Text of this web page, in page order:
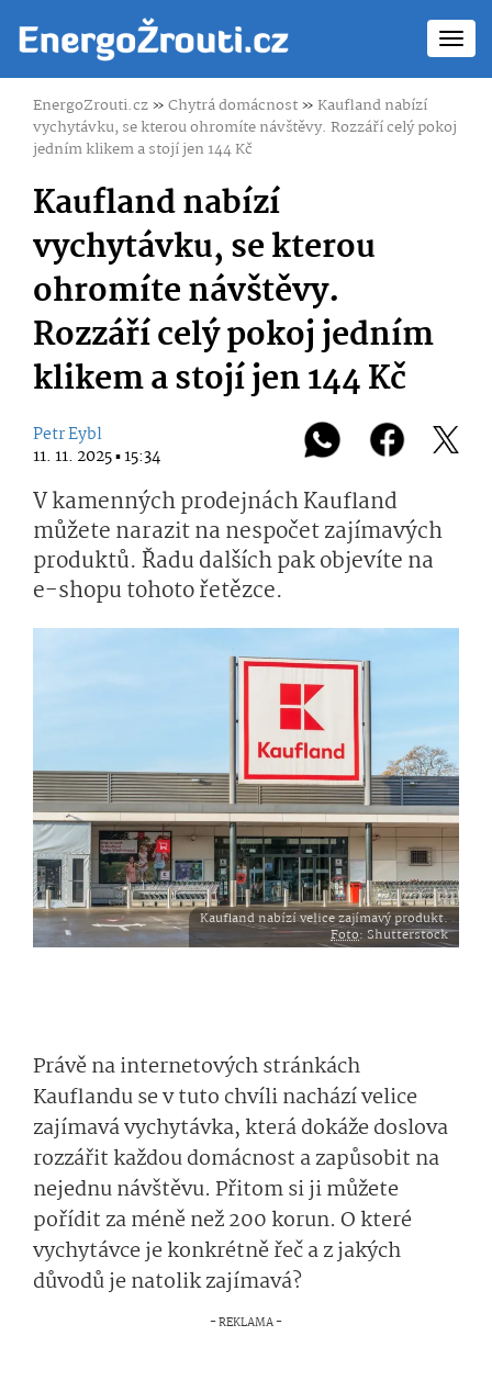
EnergoZrouti.cz»Chytrá domácnost»Kaufland nabízí
vychytávku, se kterou ohromíte návštěvy. Rozzáří celý pokoj
jedním klikem a stojí jen 144 Kč
Kaufland nabízí
vychytávku, se kterou
ohromíte návštěvy.
Rozzáří celý pokoj jedním
klikem a stojí jen 144 Kč
Petr Eybl
11. 11. 2025 ▪ 15:34
V kamenných prodejnách Kaufland
můžete narazit na nespočet zajímavých
produktů. Řadu dalších pak objevíte na
e-shopu tohoto řetězce.
Kaufland nabízí velice zajímavý produkt.
Foto: Shutterstock
Právě na internetových stránkách
Kauflandu se v tuto chvíli nachází velice
zajímavá vychytávka, která dokáže doslova
rozzářit každou domácnost a zapůsobit na
nejednu návštěvu. Přitom si ji můžete
pořídit za méně než 200 korun. O které
vychytávce je konkrétně řeč a z jakých
důvodů je natolik zajímavá?